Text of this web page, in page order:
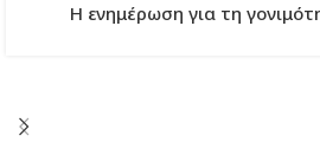
Η ενημέρωση για τη